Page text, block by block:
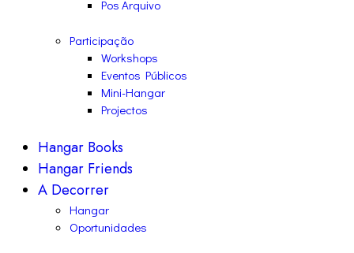
Pos Arquivo
Participação
Workshops
Eventos Públicos
Mini-Hangar
Projectos
Hangar Books
Hangar Friends
A Decorrer
Hangar
Oportunidades